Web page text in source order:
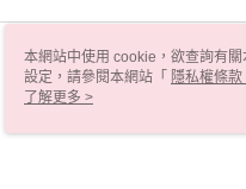
本網站中使用 cookie，欲查詢有
設定，請參閱本網站「 隱私權條款
使用 cookie。
了解更多 >